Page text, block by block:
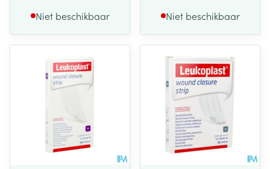
Niet beschikbaar Niet beschikbaar